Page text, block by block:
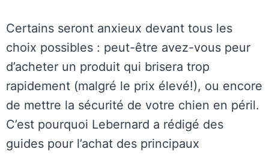
Certains seront anxieux devant tous les
choix possibles : peut-être avez-vous peur
d’acheter un produit qui brisera trop
rapidement (malgré le prix élevé!), ou encore
de mettre la sécurité de votre chien en péril.
C’est pourquoi Lebernard a rédigé des
guides pour l’achat des principaux